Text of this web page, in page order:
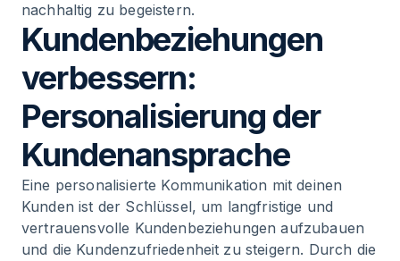
nachhaltig zu begeistern.
Kundenbeziehungen
verbessern:
Personalisierung der
Kundenansprache
Eine personalisierte Kommunikation mit deinen
Kunden ist der Schlüssel, um langfristige und
vertrauensvolle Kundenbeziehungen aufzubauen
und die Kundenzufriedenheit zu steigern. Durch die